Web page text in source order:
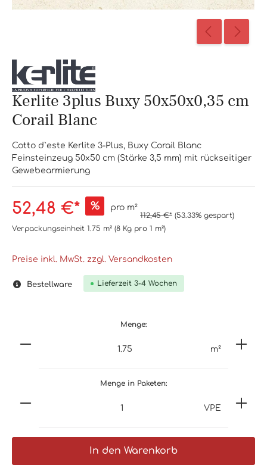
Kerlite 3plus Buxy 50x50x0,35 cm
Corail Blanc
Cotto d`este Kerlite 3-Plus, Buxy Corail Blanc
Feinsteinzeug 50x50 cm (Stärke 3,5 mm) mit rückseitiger
Gewebearmierung
52,48 €* % pro m²
112,45 €* (53.33% gespart)
Verpackungseinheit 1.75 m² (8 Kg pro 1 m²)
Preise inkl. MwSt. zzgl. Versandkosten
Bestellware Lieferzeit 3-4 Wochen
Menge:
m²
Menge in Paketen:
VPE
In den Warenkorb